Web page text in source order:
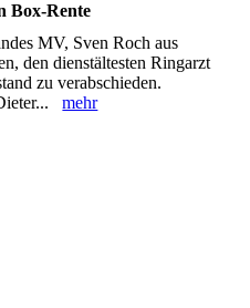
Box-Rente
MV, Sven Roch aus
den dienstältesten Ringarzt
zu verabschieden.
Dieter...mehr